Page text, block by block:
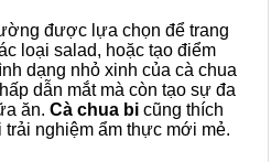
được lựa chọn để trang
loại salad, hoặc tạo điểm
dạng nhỏ xinh của cà chua
dẫn mắt mà còn tạo sự đa
ăn. Cà chua bi cũng thích
nghiệm ẩm thực mới mẻ.